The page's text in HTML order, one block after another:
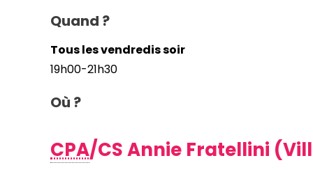
Quand ?
Tous les vendredis soir
19h00-21h30
Où ?
CPA/CS Annie Fratellini